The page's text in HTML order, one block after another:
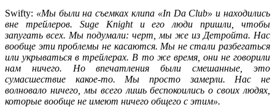
Swifty: «Мы были на съемках клипа «In Da Club» и находились
вне трейлеров. Suge Knightи его люди пришли, чтобы
запугать всех. Мы подумали: черт, мы же из Детройта. Нас
вообще эти проблемы не касаются. Мы не стали разбегаться
или укрываться в трейлерах. В то же время, они не говорили
нам ничего. Но впечатления были смешанные, это
сумасшествие какое-то. Мы просто замерли. Нас не
волновало ничего, мы всего лишь беспокоились о своих людях,
которые вообще не имеют ничего общего с этим».